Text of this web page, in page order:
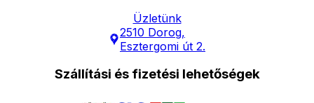
Üzletünk
2510 Dorog,
Esztergomi út 2.
Szállítási és fizetési lehetőségek